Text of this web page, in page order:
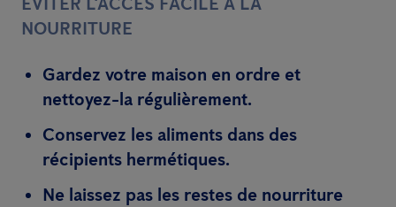
NOURRITURE
Gardez votre maison en ordre et
nettoyez-la régulièrement.
Conservez les aliments dans des
récipients hermétiques.
Ne laissez pas les restes de nourriture